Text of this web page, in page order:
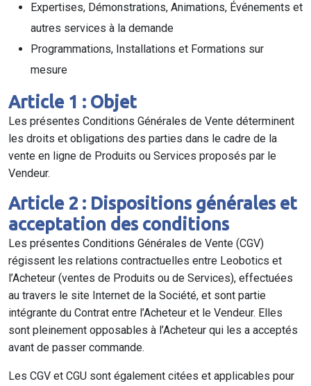
Expertises, Démonstrations, Animations, Événements et
autres services à la demande
Programmations, Installations et Formations sur
mesure
Article 1 : Objet
Les présentes Conditions Générales de Vente déterminent
les droits et obligations des parties dans le cadre de la
vente en ligne de Produits ou Services proposés par le
Vendeur.
Article 2 : Dispositions générales et
acceptation des conditions
Les présentes Conditions Générales de Vente (CGV)
régissent les relations contractuelles entre Leobotics et
l’Acheteur (ventes de Produits ou de Services), effectuées
au travers le site Internet de la Société, et sont partie
intégrante du Contrat entre l’Acheteur et le Vendeur. Elles
sont pleinement opposables à l’Acheteur qui les a acceptés
avant de passer commande.
Les CGV et CGU sont également citées et applicables pour